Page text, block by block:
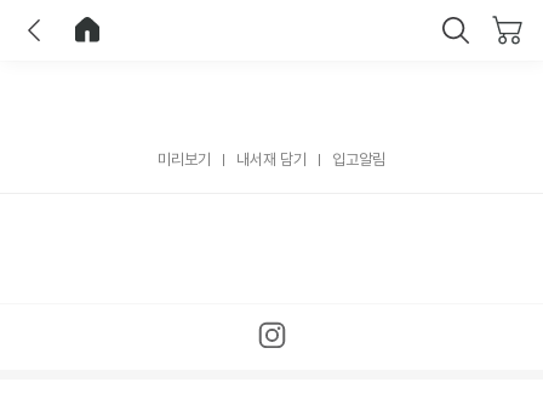
미리보기 내서재 담기 입고알림